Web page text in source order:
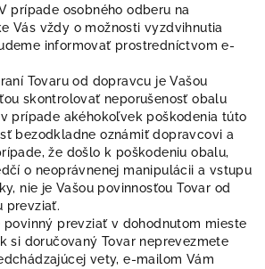
prípade osobného odberu na
Vás vždy o možnosti vyzdvihnutia
informovať prostredníctvom e-
Tovaru od dopravcu je Vašou
skontrolovať neporušenosť obalu
prípade akéhokoľvek poškodenia túto
bezodkladne oznámiť dopravcovi a
že došlo k poškodeniu obalu,
o neoprávnenej manipulácii a vstupu
nie je Vašou povinnosťou Tovar od
prevziať.
povinný prevziať v dohodnutom mieste
si doručovaný Tovar neprevezmete
vety, e-mailom Vám